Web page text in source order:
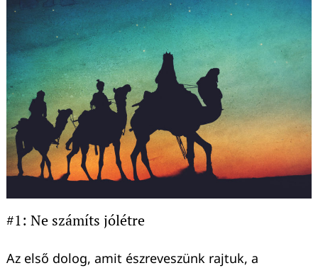
#1: Ne számíts jólétre
Az első dolog, amit észreveszünk rajtuk, a